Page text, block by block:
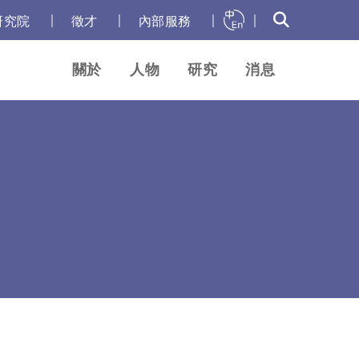
究院 徵才 內部服務
關於 人物 研究 消息